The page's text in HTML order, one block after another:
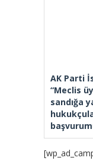
AK Parti
“Meclis
sandığa